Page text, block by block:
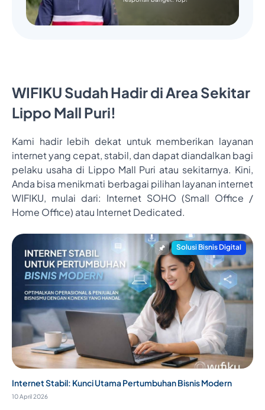
WIFIKU Sudah Hadir di Area Sekitar
Lippo Mall Puri!
Kami hadir lebih dekat untuk memberikan layanan
internet yang cepat, stabil, dan dapat diandalkan bagi
pelaku usaha di Lippo Mall Puri atau sekitarnya. Kini,
Anda bisa menikmati berbagai pilihan layanan internet
WIFIKU, mulai dari: Internet SOHO (Small Office /
Home Office) atau Internet Dedicated.
Solusi Bisnis Digital
Internet Stabil: Kunci Utama Pertumbuhan Bisnis Modern
10 April 2026